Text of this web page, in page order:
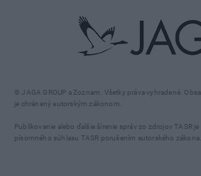
© JAGA GROUP a Zoznam. Všetky práva vyhradené.
je chránený autorským zákonom.
Publikovanie alebo ďalšie šírenie správ zo zdrojov TASR
písomného súhlasu TASR porušením autorského zákona.